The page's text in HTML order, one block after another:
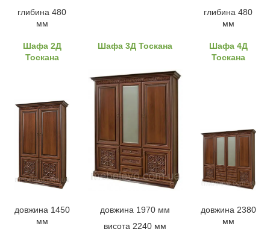
глибина 480
мм
глибина 480
мм
Шафа 2Д
Тоскана
Шафа 3Д Тоскана
Шафа 4Д
Тоскана
довжина 1450
мм
довжина 1970 мм
висота 2240 мм
довжина 2380
мм